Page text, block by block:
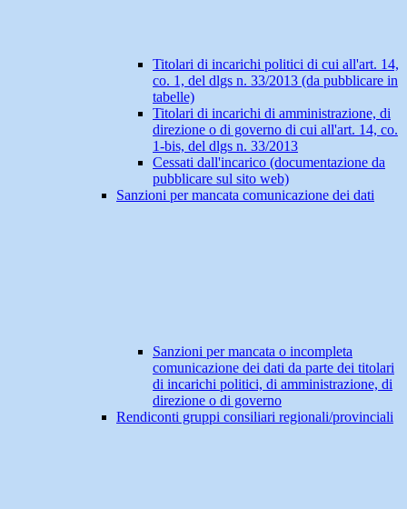
Titolari di incarichi politici di cui all'art. 14,
co. 1, del dlgs n. 33/2013 (da pubblicare in
tabelle)
Titolari di incarichi di amministrazione, di
direzione o di governo di cui all'art. 14, co.
1-bis, del dlgs n. 33/2013
Cessati dall'incarico (documentazione da
pubblicare sul sito web)
Sanzioni per mancata comunicazione dei dati
Sanzioni per mancata o incompleta
comunicazione dei dati da parte dei titolari
di incarichi politici, di amministrazione, di
direzione o di governo
Rendiconti gruppi consiliari regionali/provinciali